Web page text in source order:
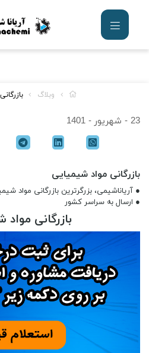
وبلاگ
23 - شهریور - 1401
بازرگانی مواد شیمیایی
● آریاناشیمی، بزرگرترین بازرگانی مواد
● ارسال به سراسر کشور
بازرگانی